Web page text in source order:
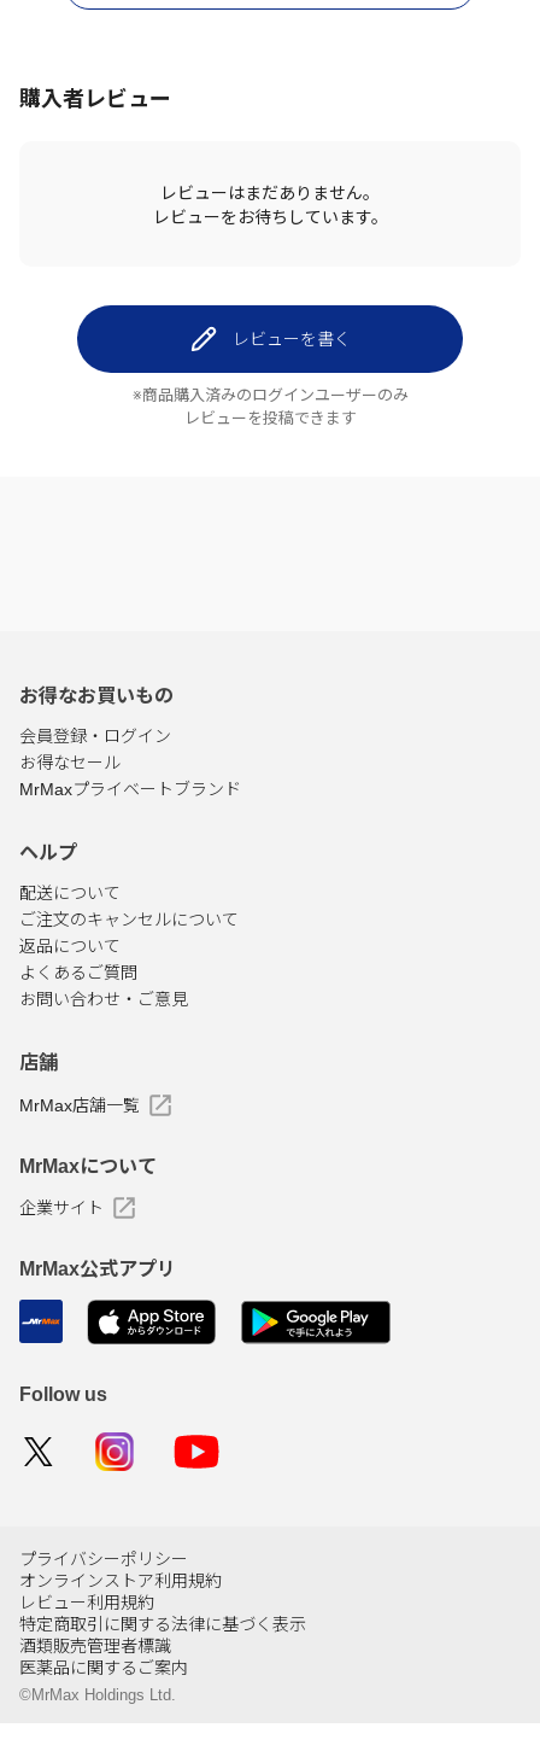
購入者レビュー
レビューはまだありません。
レビューをお待ちしています。
レビューを書く
※商品購入済みのログインユーザーのみ
レビューを投稿できます
お得なお買いもの
会員登録・ログイン
お得なセール
MrMaxプライベートブランド
ヘルプ
配送について
ご注文のキャンセルについて
返品について
よくあるご質問
お問い合わせ・ご意見
店舗
MrMax店舗一覧
MrMaxについて
企業サイト
MrMax公式アプリ
Follow us
プライバシーポリシー
オンラインストア利用規約
レビュー利用規約
特定商取引に関する法律に基づく表示
酒類販売管理者標識
医薬品に関するご案内
©MrMax Holdings Ltd.